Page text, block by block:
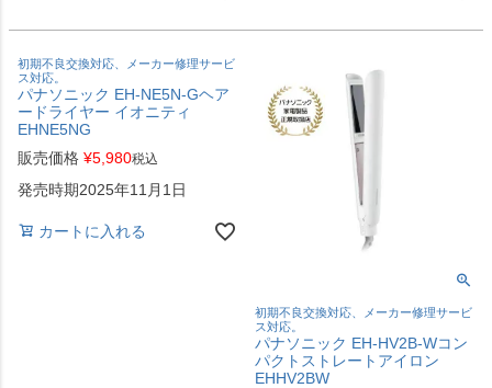
初期不良交換対応、メーカー修理サービ
ス対応。
パナソニック EH-NE5N-Gヘア
ードライヤー イオニティ
EHNE5NG
販売価格 ¥5,980税込
発売時期2025年11月1日
カートに入れる
初期不良交換対応、メーカー修理サービ
ス対応。
パナソニック EH-HV2B-Wコン
パクトストレートアイロン
EHHV2BW